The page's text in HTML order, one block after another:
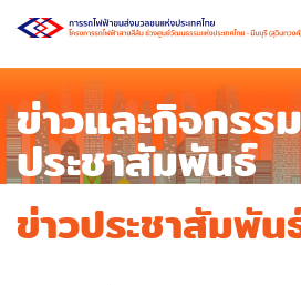
ข่าวและกิจกรรม
ประชาสัมพันธ์
ข่าวประชาสัมพัน